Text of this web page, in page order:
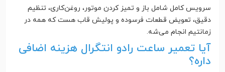
سرویس کامل شامل باز و تمیز کردن موتور، روغن‌کاری، تنظیم
دقیق، تعویض قطعات فرسوده و پولیش قاب هست که همه در
زمانتیم انجام می‌شه.
آیا تعمیر ساعت رادو انتگرال هزینه اضافی
داره؟